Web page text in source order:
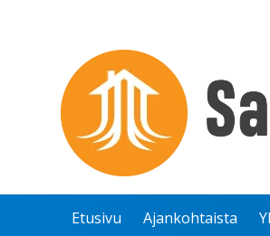
Etusivu Ajankohtaista